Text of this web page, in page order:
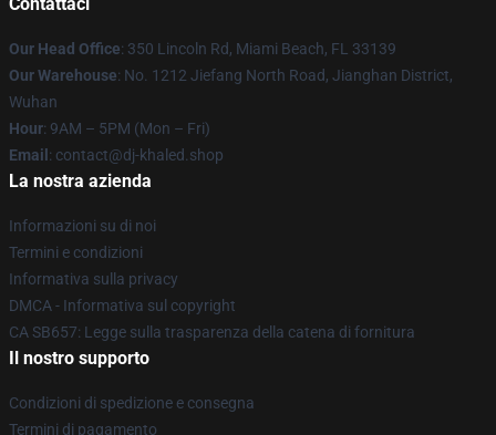
Our Head Office: 350 Lincoln Rd, Miami Beach, FL 33139
Our Warehouse: No. 1212 Jiefang North Road, Jianghan District,
Wuhan
Hour: 9AM – 5PM (Mon – Fri)
Email : contact@dj-khaled.shop
La nostra azienda
Informazioni su di noi
Termini e condizioni
Informativa sulla privacy
DMCA - Informativa sul copyright
CA SB657: Legge sulla trasparenza della catena di fornitura
Il nostro supporto
Condizioni di spedizione e consegna
Termini di pagamento